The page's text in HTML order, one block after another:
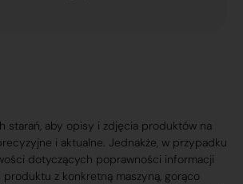
starań, aby opisy i zdjęcia produktów na
i aktualne. Jednakże, w przypadku
dotyczących poprawności informacji
z konkretną maszyną, gorąco